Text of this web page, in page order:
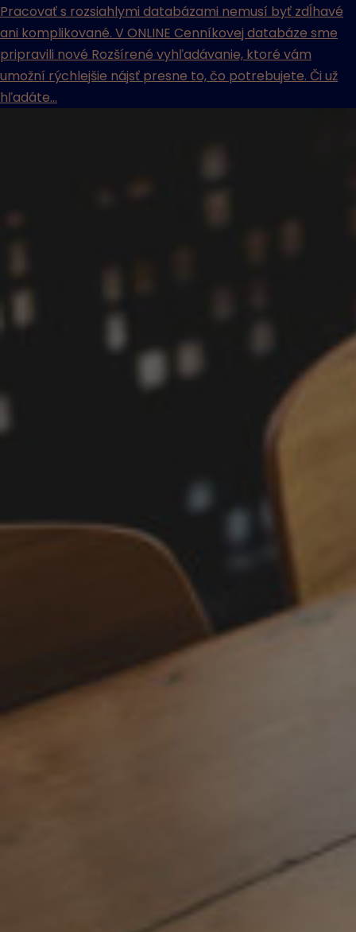
Pracovať s rozsiahlymi databázami nemusí byť zdĺhavé
ani komplikované. V ONLINE Cenníkovej databáze sme
pripravili nové Rozšírené vyhľadávanie, ktoré vám
umožní rýchlejšie nájsť presne to, čo potrebujete. Či už
hľadáte...